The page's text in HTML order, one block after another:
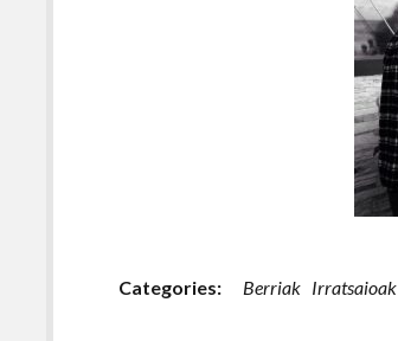
Categories: Berriak Irratsaioak